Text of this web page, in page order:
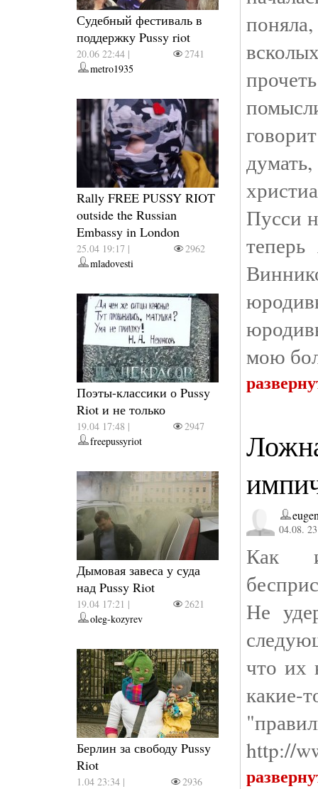
Судебный фестиваль в
поддержку Pussy riot
20.06 22:44 |
2741
metro1935
Rally FREE PUSSY RIOT
outside the Russian
Embassy in London
25.04 19:17 |
2962
mladovesti
Поэты-классики о Pussy
Riot и не только
19.04 17:48 |
2947
freepussyriot
Дымовая завеса у суда
над Pussy Riot
19.04 17:21 |
2621
oleg-kozyrev
Берлин за свободу Pussy
Riot
1.04 23:34 |
2936
Пусси
мою
04.08.
Как
Не
что их
http://